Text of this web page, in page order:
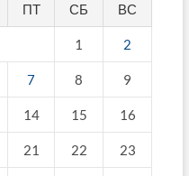
ПТ СБ ВС
1 2
7 8 9
14 15 16
21 22 23